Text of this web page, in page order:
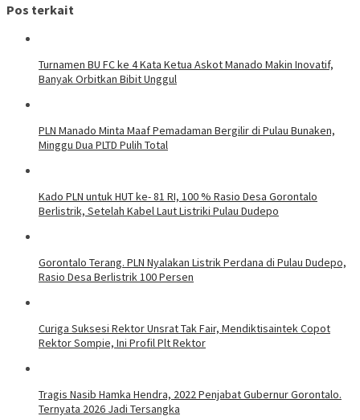
Pos terkait
Turnamen BU FC ke 4 Kata Ketua Askot Manado Makin Inovatif,
Banyak Orbitkan Bibit Unggul
PLN Manado Minta Maaf Pemadaman Bergilir di Pulau Bunaken,
Minggu Dua PLTD Pulih Total
Kado PLN untuk HUT ke- 81 RI, 100 % Rasio Desa Gorontalo
Berlistrik, Setelah Kabel Laut Listriki Pulau Dudepo
Gorontalo Terang. PLN Nyalakan Listrik Perdana di Pulau Dudepo,
Rasio Desa Berlistrik 100 Persen
Curiga Suksesi Rektor Unsrat Tak Fair, Mendiktisaintek Copot
Rektor Sompie, Ini Profil Plt Rektor
Tragis Nasib Hamka Hendra, 2022 Penjabat Gubernur Gorontalo.
Ternyata 2026 Jadi Tersangka